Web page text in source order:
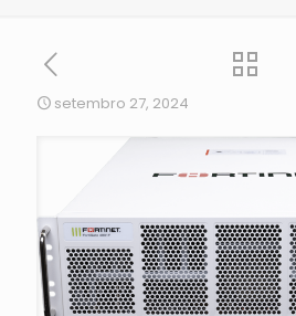
setembro 27, 2024